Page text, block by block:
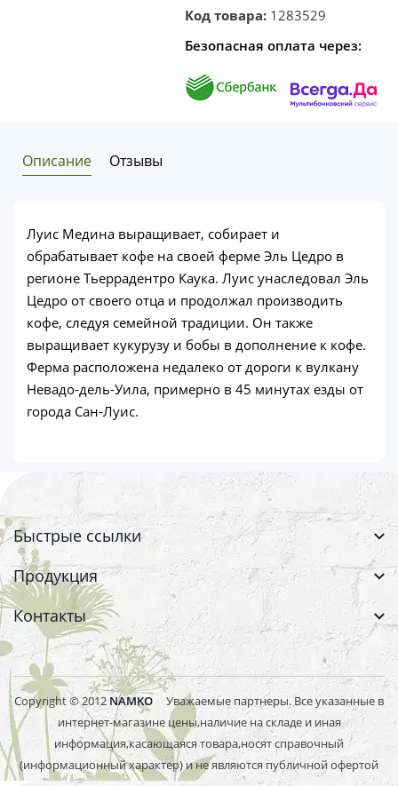
Код товара: 1283529
Безопасная оплата через:
Описание Отзывы
Луис Медина выращивает, собирает и
обрабатывает кофе на своей ферме Эль Цедро в
регионе Тьеррадентро Каука. Луис унаследовал Эль
Цедро от своего отца и продолжал производить
кофе, следуя семейной традиции. Он также
выращивает кукурузу и бобы в дополнение к кофе.
Ферма расположена недалеко от дороги к вулкану
Невадо-дель-Уила, примерно в 45 минутах езды от
города Сан-Луис.
Быстрые ссылки
Продукция
Контакты
Copyright © 2012 NAMKO Уважаемые партнеры. Все указанные в
интернет-магазине цены,наличие на складе и иная
информация,касающаяся товара,носят справочный
(информационный характер) и не являются публичной офертой